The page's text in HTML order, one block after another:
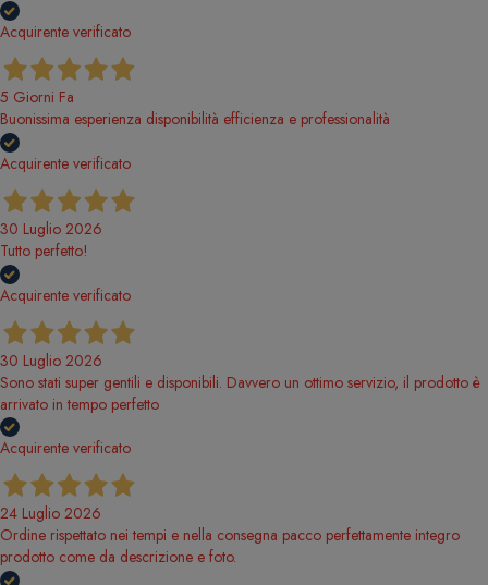
Acquirente verificato
5 Giorni Fa
Buonissima esperienza disponibilità efficienza e professionalità
Acquirente verificato
30 Luglio 2026
Tutto perfetto!
Acquirente verificato
30 Luglio 2026
Sono stati super gentili e disponibili. Davvero un ottimo servizio, il prodotto è
arrivato in tempo perfetto
Acquirente verificato
24 Luglio 2026
Ordine rispettato nei tempi e nella consegna pacco perfettamente integro
prodotto come da descrizione e foto.